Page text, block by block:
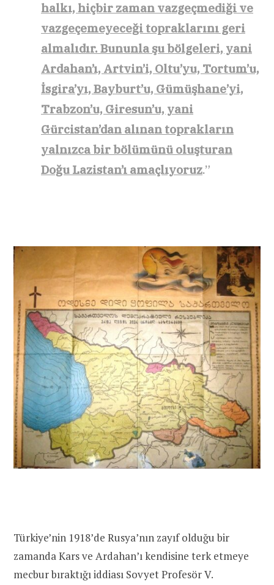
halkı, hiçbir zaman vazgeçmediği ve
vazgeçemeyeceği topraklarını geri
almalıdır. Bununla şu bölgeleri, yani
Ardahan’ı, Artvin’i, Oltu’yu, Tortum’u,
İsgira’yı, Bayburt’u, Gümüşhane’yi,
Trabzon’u, Giresun’u, yani
Gürcistan’dan alınan toprakların
yalnızca bir bölümünü oluşturan
Doğu Lazistan’ı amaçlıyoruz.”
Türkiye’nin 1918’de Rusya’nın zayıf olduğu bir
zamanda Kars ve Ardahan’ı kendisine terk etmeye
mecbur bıraktığı iddiası Sovyet Profesör V.